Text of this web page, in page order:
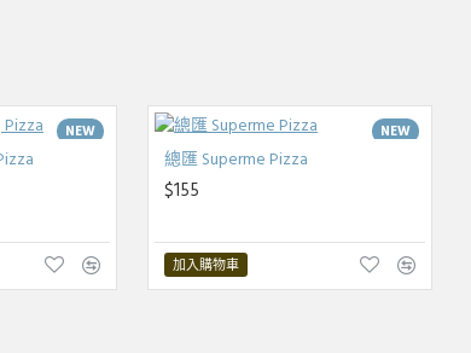
NEW
NEW
總匯 Superme Pizza
$155
加入購物車